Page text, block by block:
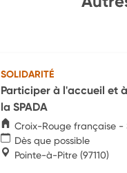
SOLIDARITÉ
Participer à l'accueil et
la SPADA
Croix-Rouge française -
Dès que possible
Pointe-à-Pitre (97110)